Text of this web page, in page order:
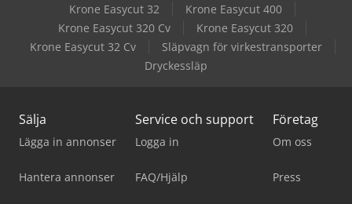
Krone Easycut 32
Krone Easycut 400
Krone Easycut 320 Cv
Krone Easycut 320
Krone Easycut 32 Cv
Släpvagn för virkestransporter
Dryckessläp
Sälja
Lägga in annonser
Hantera annonser
Service och support
Logga in
FAQ/Hjälp
Företag
Om oss
Press